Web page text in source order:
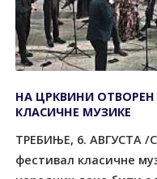
НА ЦРКВИНИ
КЛАСИЧНЕ МУЗИКЕ
ТРЕБИЊЕ, 6. АВГУСТА
фестивал класичне